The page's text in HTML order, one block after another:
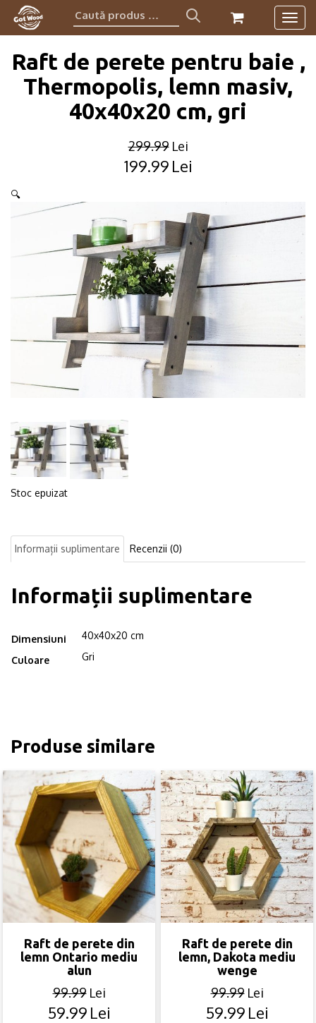
Caută
produs:
Raft de perete pentru baie ,
Thermopolis, lemn masiv,
40x40x20 cm, gri
299.99 Lei
Original
299.99lei.
199.99 Lei
Current
199.99lei.
🔍
Stoc epuizat
Informații suplimentare Recenzii (0)
Informații suplimentare
Dimensiuni 40x40x20 cm
Culoare Gri
Produse similare
Raft de perete din
lemn Ontario mediu
alun
99.99 Lei
Original
59.99 Lei
Current
Raft de perete din
lemn, Dakota mediu
wenge
99.99 Lei
Original
59.99 Lei
Current